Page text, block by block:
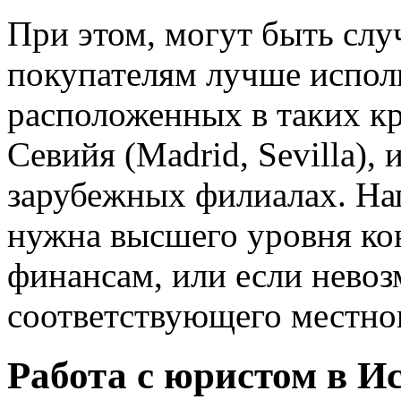
При этом, могут быть
покупателям лучше
расположенных в таких
Севийя (Madrid, Sevilla),
зарубежных филиалах.
нужна высшего уровня
финансам, или если
соответствующего
Работа с юристом в